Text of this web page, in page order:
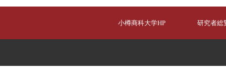
小樽商科大学HP 研究者総